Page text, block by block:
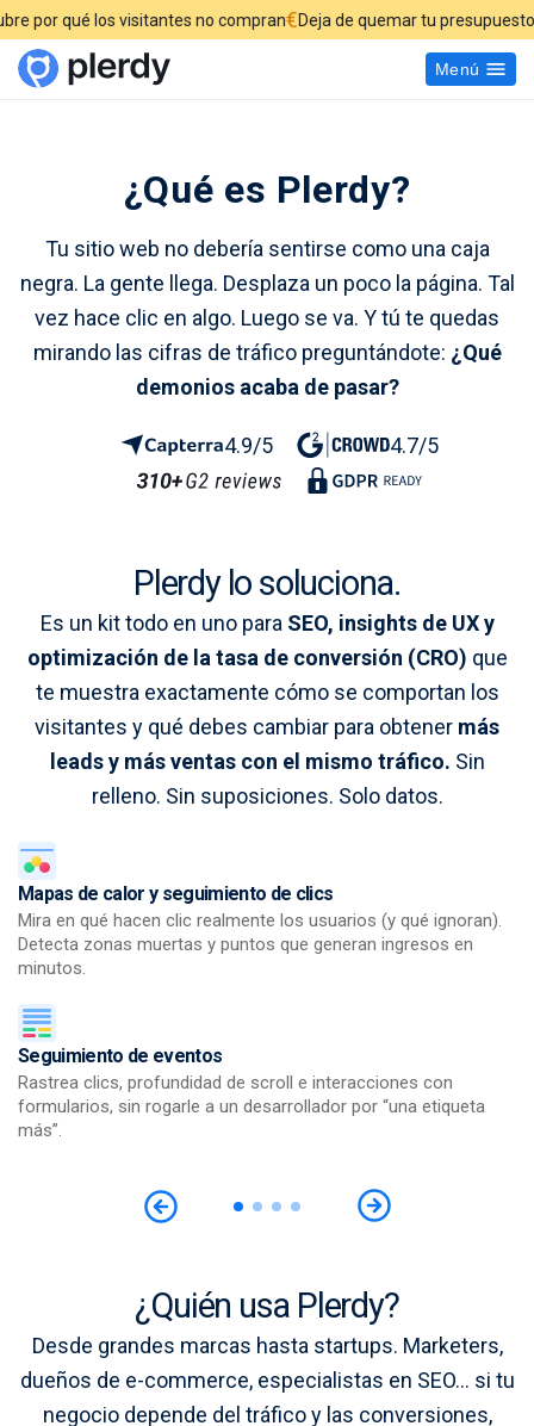
los visitantes no compran€Deja de quemar tu presupuesto
Menú
¿Qué es Plerdy?
Tu sitio web no debería sentirse como una caja
negra. La gente llega. Desplaza un poco la página. Tal
vez hace clic en algo. Luego se va. Y tú te quedas
mirando las cifras de tráfico preguntándote: ¿Qué
demonios acaba de pasar?
4.9/5 4.7/5
Plerdy lo soluciona.
Es un kit todo en uno para SEO, insights de UX y
optimización de la tasa de conversión (CRO) que
te muestra exactamente cómo se comportan los
visitantes y qué debes cambiar para obtener más
leads y más ventas con el mismo tráfico. Sin
relleno. Sin suposiciones. Solo datos.
Mapas de calor y seguimiento de clics
Mira en qué hacen clic realmente los usuarios (y qué ignoran).
Detecta zonas muertas y puntos que generan ingresos en
minutos.
Seguimiento de eventos
Rastrea clics, profundidad de scroll e interacciones con
formularios, sin rogarle a un desarrollador por “una etiqueta
más”.
¿Quién usa Plerdy?
Desde grandes marcas hasta startups. Marketers,
dueños de e-commerce, especialistas en SEO... si tu
negocio depende del tráfico y las conversiones,